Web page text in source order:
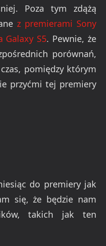
Poza tym zdążą
z premierami Sony
Galaxy S5. Pewnie, że
porównań,
pomiędzy którym
przyćmi tej premiery
do premiery jak
się, że będzie nam
takich jak ten